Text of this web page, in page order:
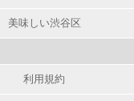
美味しい渋谷区
利用規約